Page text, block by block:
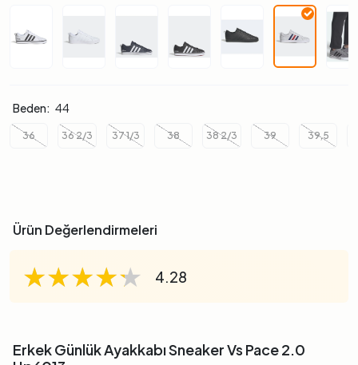
Beden: 44
36 36 2/3 37 1/3 38 38 2/3 39 39,5
Ürün Değerlendirmeleri
★★★★★
★★★★★
★★★★★ 4.28
Erkek Günlük Ayakkabı Sneaker Vs Pace 2.0